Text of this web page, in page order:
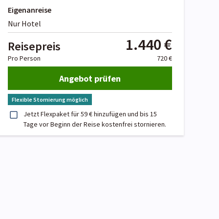
Eigenanreise
Nur Hotel
Reisepreis 1.440 €
Pro Person 720 €
Angebot prüfen
Flexible Stornierung möglich
Jetzt Flexpaket für 59 € hinzufügen und bis 15
Tage vor Beginn der Reise kostenfrei stornieren.